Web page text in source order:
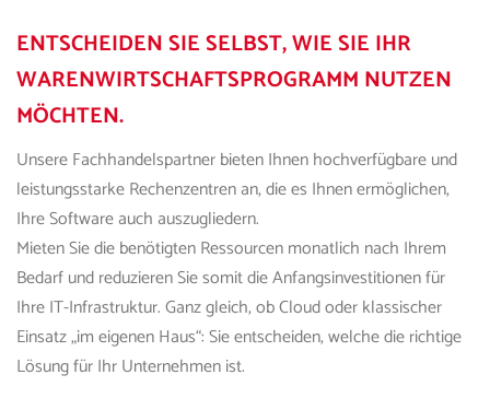
ENTSCHEIDEN SIE SELBST, WIE SIE IHR
WARENWIRTSCHAFTSPROGRAMM NUTZEN
MÖCHTEN.
Unsere Fachhandelspartner bieten Ihnen hochverfügbare und
leistungsstarke Rechenzentren an, die es Ihnen ermöglichen,
Ihre Software auch auszugliedern.
Mieten Sie die benötigten Ressourcen monatlich nach Ihrem
Bedarf und reduzieren Sie somit die Anfangsinvestitionen für
Ihre IT-Infrastruktur. Ganz gleich, ob Cloud oder klassischer
Einsatz „im eigenen Haus“: Sie entscheiden, welche die richtige
Lösung für Ihr Unternehmen ist.